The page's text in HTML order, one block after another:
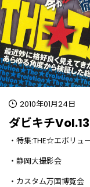
2010年01月24日
ダビキチVol.13
・特集:THE☆エボリュ
・静岡大撮影会
・カスタム万国博覧会